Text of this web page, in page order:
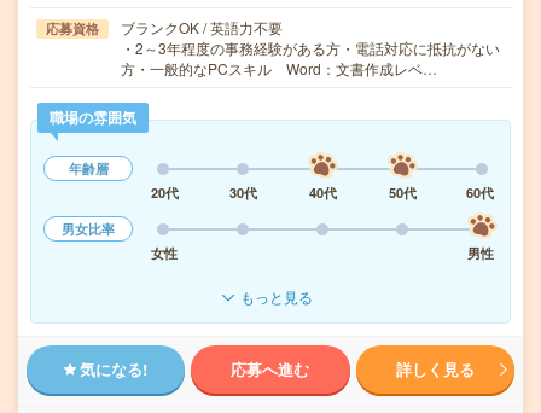
応募資格
ブランクOK / 英語力不要
・2～3年程度の事務経験がある方・電話対応に抵抗がない
方・一般的なPCスキル Word：文書作成レベ…
職場の雰囲気
年齢層
20代
30代 40代 50代
60代
男女比率
女性
男性
もっと見る
気になる! 応募へ進む 詳しく見る